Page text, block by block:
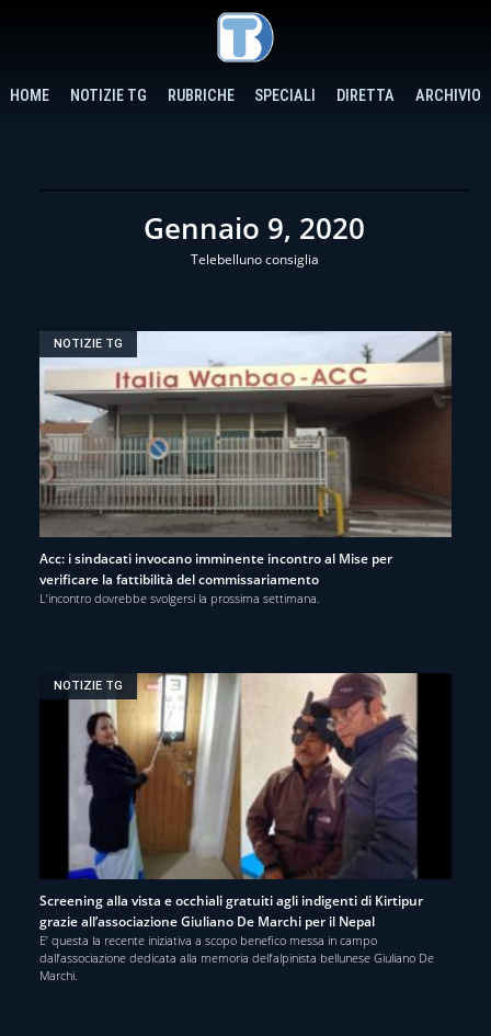
HOME NOTIZIE TG RUBRICHE SPECIALI DIRETTA ARCHIVIO
Gennaio 9, 2020
Telebelluno consiglia
NOTIZIE TG
Acc: i sindacati invocano imminente incontro al Mise per
verificare la fattibilità del commissariamento
L’incontro dovrebbe svolgersi la prossima settimana.
NOTIZIE TG
Screening alla vista e occhiali gratuiti agli indigenti di Kirtipur
grazie all’associazione Giuliano De Marchi per il Nepal
E’ questa la recente iniziativa a scopo benefico messa in campo
dall’associazione dedicata alla memoria dell’alpinista bellunese Giuliano De
Marchi.